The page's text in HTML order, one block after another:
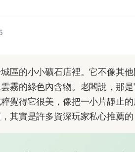
區的小小礦石店裡。它不像其
霧的綠色內含物。老闆說，那
覺得它很美，像把一小片靜止
其實是許多資深玩家私心推薦的